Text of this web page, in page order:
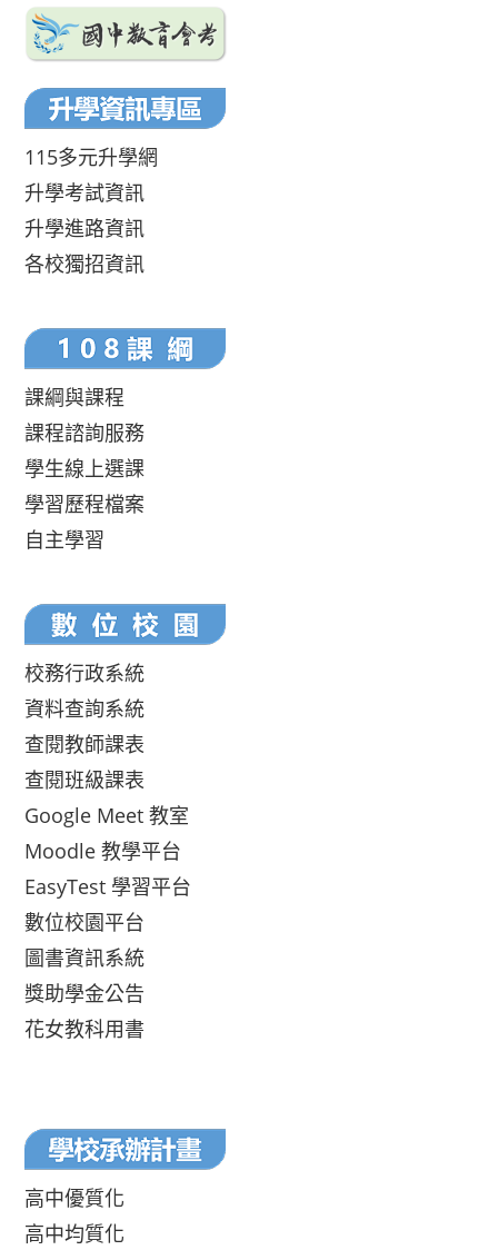
115多元升學網
升學考試資訊
升學進路資訊
各校獨招資訊
課綱與課程
課程諮詢服務
學生線上選課
學習歷程檔案
自主學習
校務行政系統
資料查詢系統
查閱教師課表
查閱班級課表
Google Meet 教室
Moodle 教學平台
EasyTest 學習平台
數位校園平台
圖書資訊系統
獎助學金公告
花女教科用書
高中優質化
高中均質化